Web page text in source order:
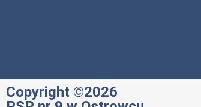
Copyright ©2026